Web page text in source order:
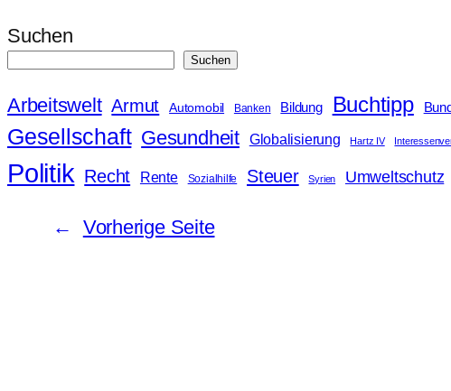
Suchen
Suchen
Arbeitswelt Armut Automobil Banken Bildung Buchtipp
Gesellschaft Gesundheit Globalisierung Hartz IV
Politik Recht Rente Sozialhilfe Steuer Syrien Umweltschutz
← Vorherige Seite